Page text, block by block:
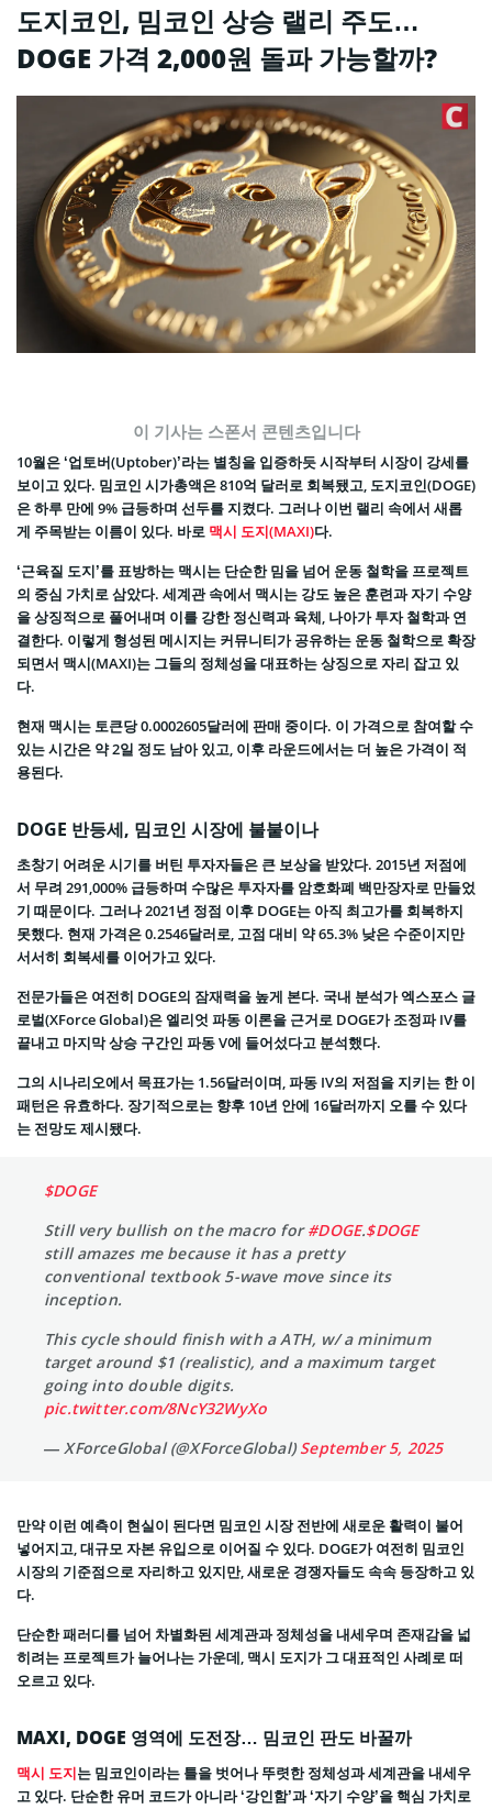
도지코인, 밈코인 상승 랠리 주도…
DOGE 가격 2,000원 돌파 가능할까?
이 기사는 스폰서 콘텐츠입니다
10월은 ‘업토버(Uptober)’라는 별칭을 입증하듯 시작부터 시장이 강세를
보이고 있다. 밈코인 시가총액은 810억 달러로 회복됐고, 도지코인(DOGE)
은 하루 만에 9% 급등하며 선두를 지켰다. 그러나 이번 랠리 속에서 새롭
게 주목받는 이름이 있다. 바로 맥시 도지(MAXI)다.
‘근육질 도지’를 표방하는 맥시는 단순한 밈을 넘어 운동 철학을 프로젝트
의 중심 가치로 삼았다. 세계관 속에서 맥시는 강도 높은 훈련과 자기 수양
을 상징적으로 풀어내며 이를 강한 정신력과 육체, 나아가 투자 철학과 연
결한다. 이렇게 형성된 메시지는 커뮤니티가 공유하는 운동 철학으로 확장
되면서 맥시(MAXI)는 그들의 정체성을 대표하는 상징으로 자리 잡고 있
다.
현재 맥시는 토큰당 0.0002605달러에 판매 중이다. 이 가격으로 참여할 수
있는 시간은 약 2일 정도 남아 있고, 이후 라운드에서는 더 높은 가격이 적
용된다.
DOGE 반등세, 밈코인 시장에 불붙이나
초창기 어려운 시기를 버틴 투자자들은 큰 보상을 받았다. 2015년 저점에
서 무려 291,000% 급등하며 수많은 투자자를 암호화폐 백만장자로 만들었
기 때문이다. 그러나 2021년 정점 이후 DOGE는 아직 최고가를 회복하지
못했다. 현재 가격은 0.2546달러로, 고점 대비 약 65.3% 낮은 수준이지만
서서히 회복세를 이어가고 있다.
전문가들은 여전히 DOGE의 잠재력을 높게 본다. 국내 분석가 엑스포스 글
로벌(XForce Global)은 엘리엇 파동 이론을 근거로 DOGE가 조정파 IV를
끝내고 마지막 상승 구간인 파동 V에 들어섰다고 분석했다.
그의 시나리오에서 목표가는 1.56달러이며, 파동 IV의 저점을 지키는 한 이
패턴은 유효하다. 장기적으로는 향후 10년 안에 16달러까지 오를 수 있다
는 전망도 제시됐다.
$DOGE
Still very bullish on the macro for#DOGE.$DOGE
still amazes me because it has a pretty
conventional textbook 5-wave move since its
inception.
This cycle should finish with a ATH, w/ a minimum
target around $1 (realistic), and a maximum target
going into double digits.
pic.twitter.com/8NcY32WyXo
— XForceGlobal (@XForceGlobal)September 5, 2025
만약 이런 예측이 현실이 된다면 밈코인 시장 전반에 새로운 활력이 불어
넣어지고, 대규모 자본 유입으로 이어질 수 있다. DOGE가 여전히 밈코인
시장의 기준점으로 자리하고 있지만, 새로운 경쟁자들도 속속 등장하고 있
다.
단순한 패러디를 넘어 차별화된 세계관과 정체성을 내세우며 존재감을 넓
히려는 프로젝트가 늘어나는 가운데, 맥시 도지가 그 대표적인 사례로 떠
오르고 있다.
MAXI, DOGE 영역에 도전장… 밈코인 판도 바꿀까
맥시 도지는 밈코인이라는 틀을 벗어나 뚜렷한 정체성과 세계관을 내세우
고 있다. 단순한 유머 코드가 아니라 ‘강인함’과 ‘자기 수양’을 핵심 가치로